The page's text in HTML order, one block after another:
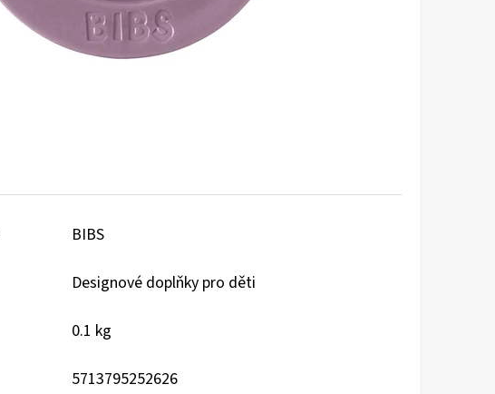
BIBS
Designové doplňky pro děti
0.1 kg
5713795252626